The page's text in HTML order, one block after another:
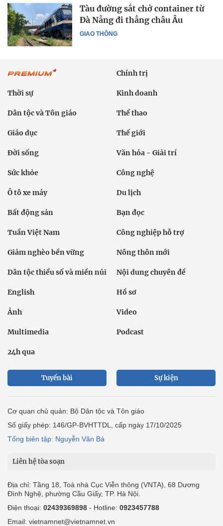
GIAO THÔNG
Tàu đường sắt chở container từ
Đà Nẵng đi thẳng châu Âu
Chính trị
Thời sự Kinh doanh
Dân tộc và Tôn giáo Thể thao
Giáo dục Thế giới
Đời sống Văn hóa - Giải trí
Sức khỏe Công nghệ
Ô tô xe máy Du lịch
Bất động sản Bạn đọc
Tuần Việt Nam Công nghiệp hỗ trợ
Giảm nghèo bền vững Nông thôn mới
Dân tộc thiểu số và miền núi Nội dung chuyên đề
English Hồ sơ
Ảnh Video
Multimedia Podcast
24h qua
Tuyến bài Sự kiện
Cơ quan chủ quản: Bộ Dân tộc và Tôn giáo
Số giấy phép: 146/GP-BVHTTDL, cấp ngày 17/10/2025
Tổng biên tập: Nguyễn Văn Bá
Liên hệ tòa soạn
Địa chỉ: Tầng 18, Toà nhà Cục Viễn thông (VNTA), 68 Dương
Đình Nghệ, phường Cầu Giấy, TP. Hà Nội.
Điện thoại: 02439369898 - Hotline: 0923457788
Email: vietnamnet@vietnamnet.vn